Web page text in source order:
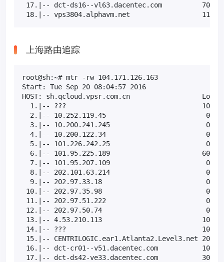
17.|-- dct-ds16--vl63.dacentec.com
18.|-- vps3804.alphavm.net
上海路由追踪
root@sh:~# mtr -rw 104.171.126.163
Start: Tue Sep 20 08:04:57 2016
HOST: sh.qcloud.vpsr.com.cn
1.|-- ???
2.|-- 10.252.119.45
3.|-- 10.200.241.245
4.|-- 10.200.122.34
5.|-- 101.226.242.25
6.|-- 101.95.225.189
7.|-- 101.95.207.109
8.|-- 202.101.63.214
9.|-- 202.97.33.18
10.|-- 202.97.35.98                          0.0%
11.|-- 202.97.51.222                         0.0%
12.|-- 202.97.50.74                          0.0%
13.|-- 4.53.210.113                         10.0%
14.|-- ???                                  100.0
15.|-- CENTRILOGIC.ear1.Atlanta2.Level3.net
16.|-- dct-cr01--v51.dacentec.com
17.|-- dct-ds42-ve33.dacentec.com